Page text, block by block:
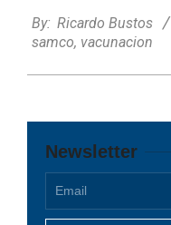
05-
19
By: Ricardo Bustos
samco, vacunacion
Newsletter